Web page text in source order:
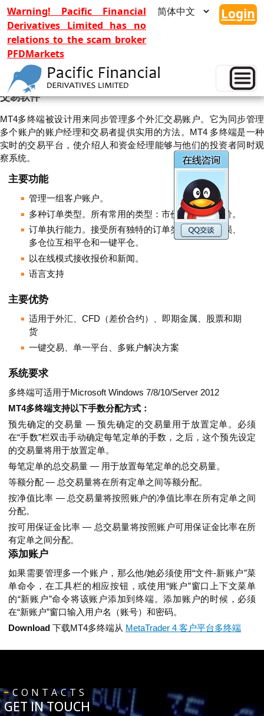
Warning! Pacific Financial
Derivatives Limited has no
relations to the scam broker
PFDMarkets
Login
Multi Terminal(MT4)
交易软件
MT4多终端被设计用来同步管理多个外汇交易账户。它为同步管理
多个账户的账户经理和交易者提供实用的方法。MT4 多终端是一种
实时的交易平台，使介绍人和资金经理能够与他们的投资者同时观
察系统。
主要功能
管理一组客户账户。
多种订单类型。所有常用的类型：市价、止损、限价。
订单执行能力。接受所有独特的订单类型：追踪止损、
多仓位互相平仓和一键平仓。
以在线模式接收报价和新闻。
语言支持
主要优势
适用于外汇、CFD（差价合约）、即期金属、股票和期
货
一键交易、单一平台、多账户解决方案
系统要求
多终端可适用于Microsoft Windows 7/8/10/Server 2012
MT4多终端支持以下手数分配方式：
预先确定的交易量 — 预先确定的交易量用于放置定单。必须
在“手数”栏双击手动确定每笔定单的手数，之后，这个预先设定
的交易量将用于放置定单。
每笔定单的总交易量 — 用于放置每笔定单的总交易量。
等额分配 — 总交易量将在所有定单之间等额分配。
按净值比率 — 总交易量将按照账户的净值比率在所有定单之间
分配。
按可用保证金比率 — 总交易量将按照账户可用保证金比率在所
有定单之间分配。
添加账户
如果需要管理多一个账户，那么他/她必须使用“文件-新账户”菜
单命令，在工具栏的相应按钮，或使用“账户”窗口上下文菜单
的“新账户”命令将该账户添加到终端。添加账户的时候，必须
在“新账户”窗口输入用户名（账号）和密码。
Download 下载MT4多终端从 MetaTrader 4 客户平台多终端
CONTACTS
GET IN TOUCH